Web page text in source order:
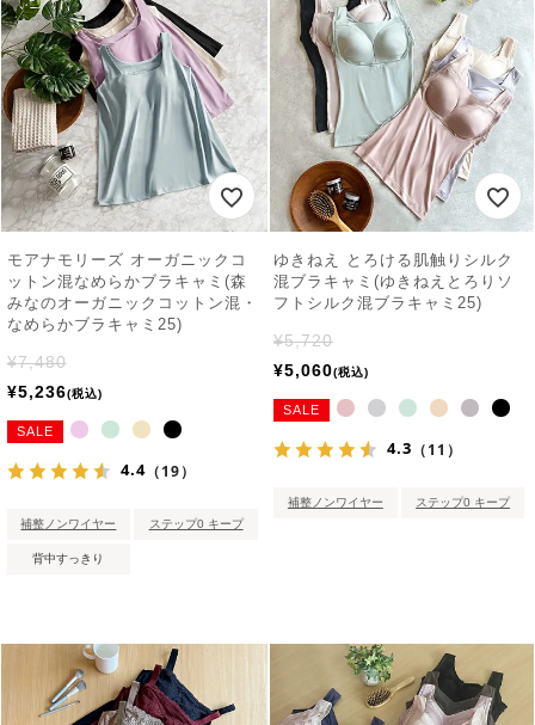
モアナモリーズ オーガニックコ
ットン混なめらかブラキャミ(森
みなのオーガニックコットン混・
なめらかブラキャミ25)
¥7,480
¥5,236 税込
SALE
4.4（19）
補整ノンワイヤー ステップ0 キープ
背中すっきり
ゆきねえ とろける肌触りシルク
混ブラキャミ(ゆきねえとろりソ
フトシルク混ブラキャミ25)
¥5,720
¥5,060 税込
SALE
4.3 （11）
補整ノンワイヤー ステップ0 キープ